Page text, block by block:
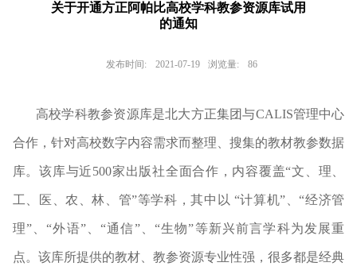
关于开通方正阿帕比高校学科教参资源库试用
的通知
发布时间: 2021-07-19 浏览量: 86
高校学科教参资源库是北大方正集团与CALIS管理中心
合作，针对高校数字内容需求而整理、搜集的教材教参数据
库。该库与近500家出版社全面合作，内容覆盖“文、理、
工、医、农、林、管”等学科，其中以 “计算机”、“经济管
理”、“外语”、“通信”、“生物”等新兴前言学科为发展重
点。该库所提供的教材、教参资源专业性强，很多都是经典